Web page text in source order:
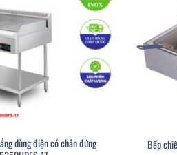
dùng điện có chân đứng
Bếp